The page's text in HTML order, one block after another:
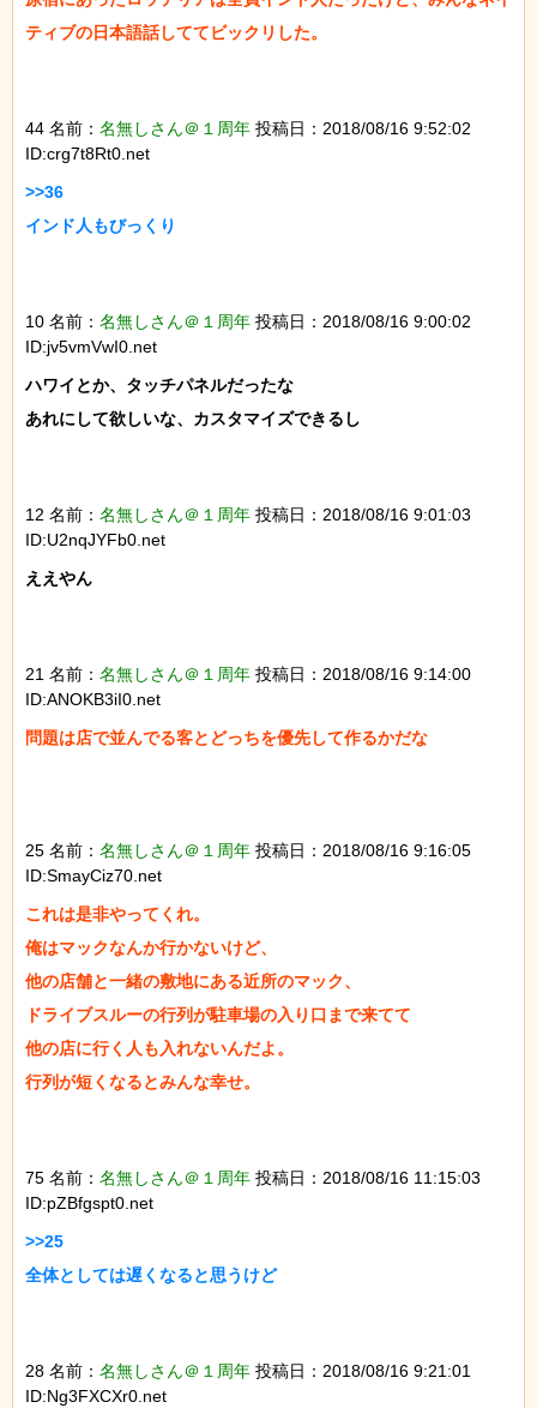
ティブの日本語話しててビックリした。
44 名前： 名無しさん＠１周年 投稿日：2018/08/16 9:52:02
ID:crg7t8Rt0.net
>>36
インド人もびっくり
10 名前： 名無しさん＠１周年 投稿日：2018/08/16 9:00:02
ID:jv5vmVwI0.net
ハワイとか、タッチパネルだったな
あれにして欲しいな、カスタマイズできるし
12 名前： 名無しさん＠１周年 投稿日：2018/08/16 9:01:03
ID:U2nqJYFb0.net
ええやん
21 名前： 名無しさん＠１周年 投稿日：2018/08/16 9:14:00
ID:ANOKB3iI0.net
問題は店で並んでる客とどっちを優先して作るかだな
25 名前： 名無しさん＠１周年 投稿日：2018/08/16 9:16:05
ID:SmayCiz70.net
これは是非やってくれ。
俺はマックなんか行かないけど、
他の店舗と一緒の敷地にある近所のマック、
ドライブスルーの行列が駐車場の入り口まで来てて
他の店に行く人も入れないんだよ。
行列が短くなるとみんな幸せ。
75 名前： 名無しさん＠１周年 投稿日：2018/08/16 11:15:03
ID:pZBfgspt0.net
>>25
全体としては遅くなると思うけど
28 名前： 名無しさん＠１周年 投稿日：2018/08/16 9:21:01
ID:Ng3FXCXr0.net